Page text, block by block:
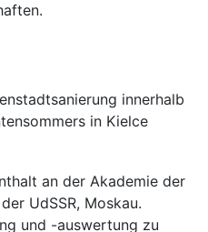
innerhalb
in Kielce
an der Akademie der
UdSSR, Moskau.
und -auswertung zu